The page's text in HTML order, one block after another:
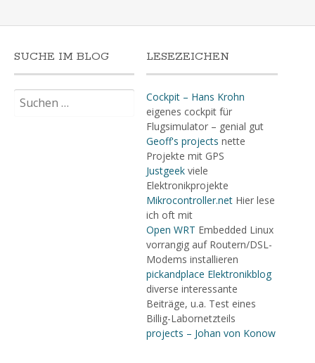
SUCHE IM BLOG
nach:
LESEZEICHEN
Cockpit – Hans Krohn
eigenes cockpit für
Flugsimulator – genial gut
Geoff's projects nette
Projekte mit GPS
Justgeekviele
Elektronikprojekte
Mikrocontroller.netHier lese
ich oft mit
Open WRT Embedded Linux
vorrangig auf Routern/DSL-
Modems installieren
pickandplace Elektronikblog
diverse interessante
Beiträge, u.a. Test eines
Billig-Labornetzteils
projects – Johan von Konow